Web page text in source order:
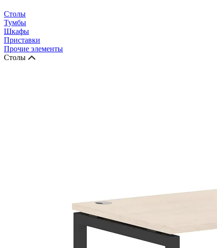
Столы
Тумбы
Шкафы
Приставки
Прочие элементы
Столы